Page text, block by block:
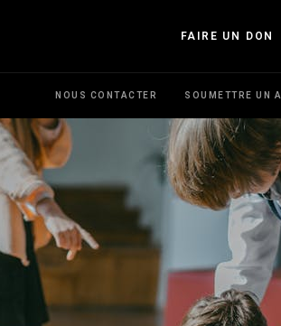
FAIRE UN DON
NOUS CONTACTER SOUMETTRE UN